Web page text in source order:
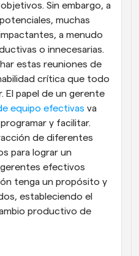
Sin embargo, a
muchas
a menudo
o innecesarias.
estas reuniones de
crítica que todo
El papel de un gerente
equipo efectivas va
y facilitar.
de diferentes
para lograr un
efectivos
tenga un propósito y
estableciendo el
productivo de